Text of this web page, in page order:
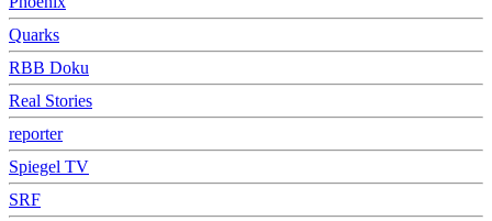
Quarks
RBB Doku
Real Stories
reporter
Spiegel TV
SRF